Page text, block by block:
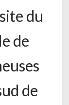
du
de
de